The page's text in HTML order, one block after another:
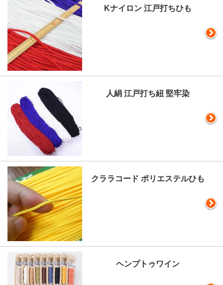
Kナイロン 江戸打ちひも
人絹 江戸打ち紐 堅牢染
クララコード ポリエステルひも
ヘンプトゥワイン